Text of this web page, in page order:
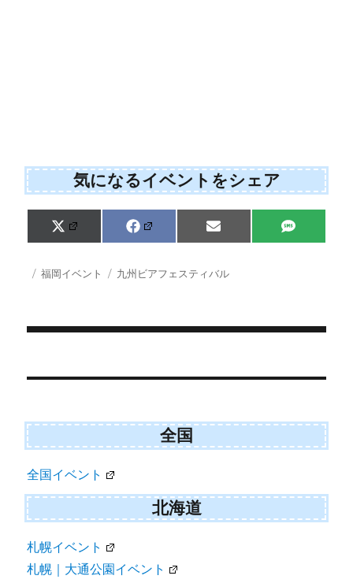
気になるイベントをシェア
Share
on
X
(
w
r
Share
on
F
a
e
b
Share
on
E
m
i
l
Share
on
S
M
投 カ
福岡イベント
タ
九州ビアフェスティバル
稿
ビ
ー
シ
ョ
ン
全国
全国イベント
北海道
札幌イベント
札幌｜大通公園イベント